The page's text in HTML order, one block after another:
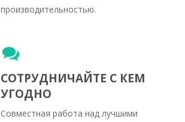
производительностью.
СОТРУДНИЧАЙТЕ С КЕМ
УГОДНО
Совместная работа над лучшими